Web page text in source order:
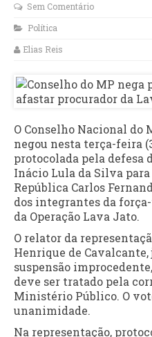
Sem Comentário
Política
Elias Reis
O Conselho Nacional
negou nesta terça-feira
protocolada pela defesa
Inácio Lula da Silva
República Carlos
dos integrantes da
da Operação Lava Jato.
O relator da
Henrique de
suspensão
deve ser tratado pela
Ministério Público. O
unanimidade.
Na representação,